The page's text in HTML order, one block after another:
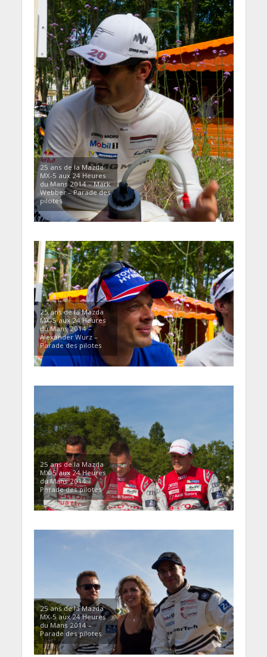
25 ans de la Mazda
MX-5 aux 24 Heures
du Mans 2014 – Mark
Webber – Parade des
pilotes
25 ans de la Mazda
MX-5 aux 24 Heures
du Mans 2014 –
Alexander Wurz –
Parade des pilotes
25 ans de la Mazda
MX-5 aux 24 Heures
du Mans 2014 –
Parade des pilotes
25 ans de la Mazda
MX-5 aux 24 Heures
du Mans 2014 –
Parade des pilotes